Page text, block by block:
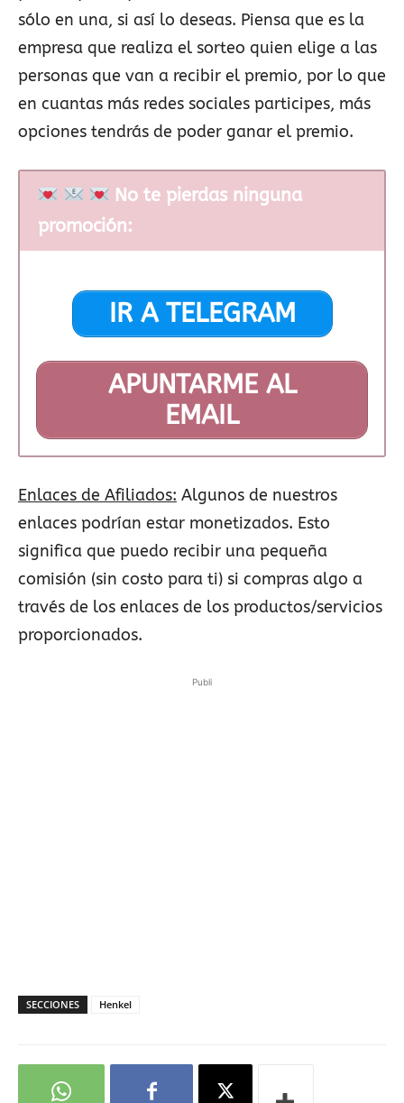
sólo en una, si así lo deseas. Piensa que es la
empresa que realiza el sorteo quien elige a las
personas que van a recibir el premio, por lo que
en cuantas más redes sociales participes, más
opciones tendrás de poder ganar el premio.
No te pierdas ninguna
promoción:
IR A TELEGRAM
APUNTARME AL
EMAIL
Enlaces de Afiliados: Algunos de nuestros
enlaces podrían estar monetizados. Esto
significa que puedo recibir una pequeña
comisión (sin costo para ti) si compras algo a
través de los enlaces de los productos/servicios
proporcionados.
Publi
SECCIONES Henkel